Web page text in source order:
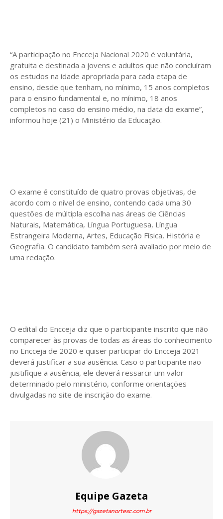
“A participação no Encceja Nacional 2020 é voluntária,
gratuita e destinada a jovens e adultos que não concluíram
os estudos na idade apropriada para cada etapa de
ensino, desde que tenham, no mínimo, 15 anos completos
para o ensino fundamental e, no mínimo, 18 anos
completos no caso do ensino médio, na data do exame”,
informou hoje (21) o Ministério da Educação.
O exame é constituído de quatro provas objetivas, de
acordo com o nível de ensino, contendo cada uma 30
questões de múltipla escolha nas áreas de Ciências
Naturais, Matemática, Língua Portuguesa, Língua
Estrangeira Moderna, Artes, Educação Física, História e
Geografia. O candidato também será avaliado por meio de
uma redação.
O edital do Encceja diz que o participante inscrito que não
comparecer às provas de todas as áreas do conhecimento
no Encceja de 2020 e quiser participar do Encceja 2021
deverá justificar a sua ausência. Caso o participante não
justifique a ausência, ele deverá ressarcir um valor
determinado pelo ministério, conforme orientações
divulgadas no site de inscrição do exame.
Equipe Gazeta
https://gazetanortesc.com.br